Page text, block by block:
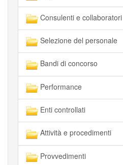
Consulenti e collaboratori
Selezione del personale
Bandi di concorso
Performance
Enti controllati
Attività e procedimenti
Provvedimenti